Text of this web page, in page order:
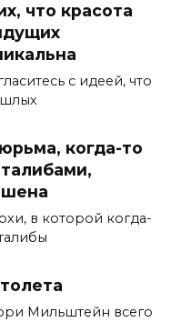
что красота
с идеей, что
когда-то
в которой когда-
Мильштейн всего